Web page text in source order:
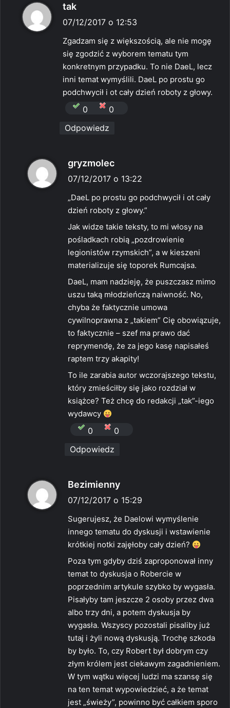
tak
i
e
:
07/12/2017 o 12:53
Zgadzam się z większością, ale nie mogę
się zgodzić z wyborem tematu tym
konkretnym przypadku. To nie DaeL, lecz
inni temat wymyślili. DaeL po prostu go
podchwycił i ot cały dzień roboty z głowy.
0
0
Odpowiedz
gryzmolec
i
07/12/2017 o 13:22
„DaeL po prostu go podchwycił i ot cały
dzień roboty z głowy.”
Jak widze takie teksty, to mi włosy na
pośladkach robią „pozdrowienie
legionistów rzymskich”, a w kieszeni
materializuje się toporek Rumcajsa.
DaeL, mam nadzieję, że puszczasz mimo
uszu taką młodzieńczą naiwność. No,
chyba że faktycznie umowa
cywilnoprawna z „takiem” Cię obowiązuje,
to faktycznie – szef ma prawo dać
reprymendę, że za jego kasę napisałeś
raptem trzy akapity!
To ile zarabia autor wczorajszego tekstu,
który zmieściłby się jako rozdział w
książce? Też chcę do redakcji „tak”-iego
wydawcy
0
0
Odpowiedz
Bezimienny
i
e
07/12/2017 o 15:29
Sugerujesz, że Daelowi wymyślenie
innego tematu do dyskusji i wstawienie
krótkiej notki zajęłoby cały dzień?
Poza tym gdyby dziś zaproponował inny
temat to dyskusja o Robercie w
poprzednim artykule szybko by wygasła.
Pisałyby tam jeszcze 2 osoby przez dwa
albo trzy dni, a potem dyskusja by
wygasła. Wszyscy pozostali pisaliby już
tutaj i żyli nową dyskusją. Trochę szkoda
by było. To, czy Robert był dobrym czy
złym królem jest ciekawym zagadnieniem.
W tym wątku więcej ludzi ma szansę się
na ten temat wypowiedzieć, a że temat
jest „świeży”, powinno być całkiem sporo